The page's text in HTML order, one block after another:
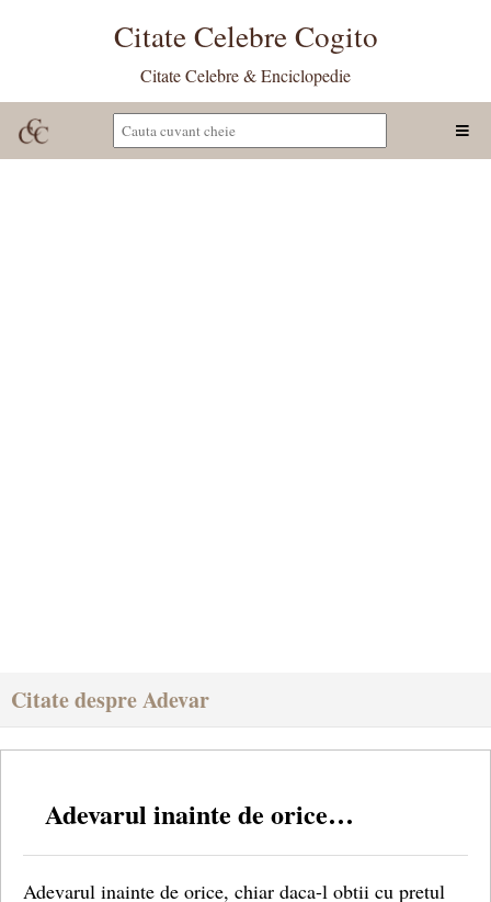
Citate Celebre Cogito
Citate Celebre & Enciclopedie
Citate despre Adevar
Adevarul inainte de orice…
Adevarul inainte de orice, chiar daca-l obtii cu pretul